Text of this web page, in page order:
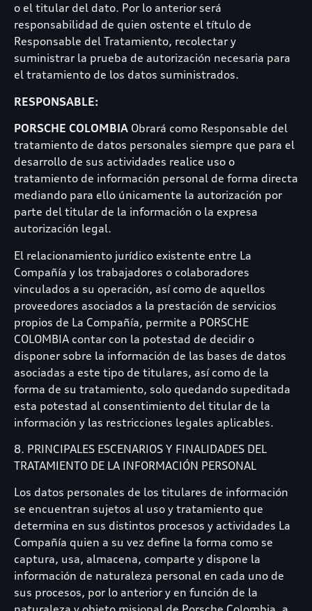
o el titular del dato. Por lo anterior será
responsabilidad de quien ostente el título de
Responsable del Tratamiento, recolectar y
suministrar la prueba de autorización necesaria para
el tratamiento de los datos suministrados.
RESPONSABLE:
PORSCHE COLOMBIA Obrará como Responsable del
tratamiento de datos personales siempre que para el
desarrollo de sus actividades realice uso o
tratamiento de información personal de forma directa
mediando para ello únicamente la autorización por
parte del titular de la información o la expresa
autorización legal.
El relacionamiento jurídico existente entre La
Compañía y los trabajadores o colaboradores
vinculados a su operación, así como de aquellos
proveedores asociados a la prestación de servicios
propios de La Compañía, permite a PORSCHE
COLOMBIA contar con la potestad de decidir o
disponer sobre la información de las bases de datos
asociadas a este tipo de titulares, así como de la
forma de su tratamiento, solo quedando supeditada
esta potestad al consentimiento del titular de la
información y las restricciones legales aplicables.
8. PRINCIPALES ESCENARIOS Y FINALIDADES DEL
TRATAMIENTO DE LA INFORMACIÓN PERSONAL
Los datos personales de los titulares de información
se encuentran sujetos al uso y tratamiento que
determina en sus distintos procesos y actividades La
Compañía quien a su vez define la forma como se
captura, usa, almacena, comparte y dispone la
información de naturaleza personal en cada uno de
sus procesos, por lo anterior y en función de la